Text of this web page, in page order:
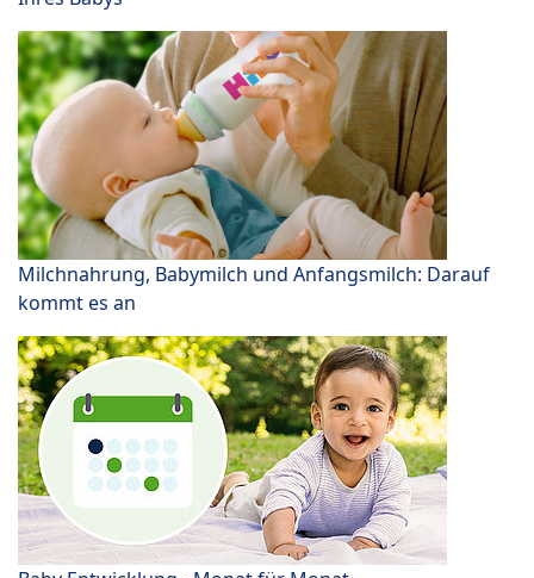
Milchnahrung, Babymilch und Anfangsmilch: Darauf
kommt es an